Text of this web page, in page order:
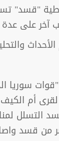
"قسد"
آخر على
"قوات
أم
التسلل
من قسد